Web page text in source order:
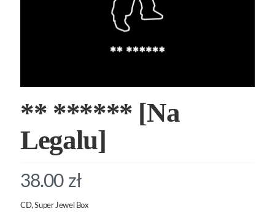
** ****** [Na
Legalu]
38.00 zł
CD, Super Jewel Box